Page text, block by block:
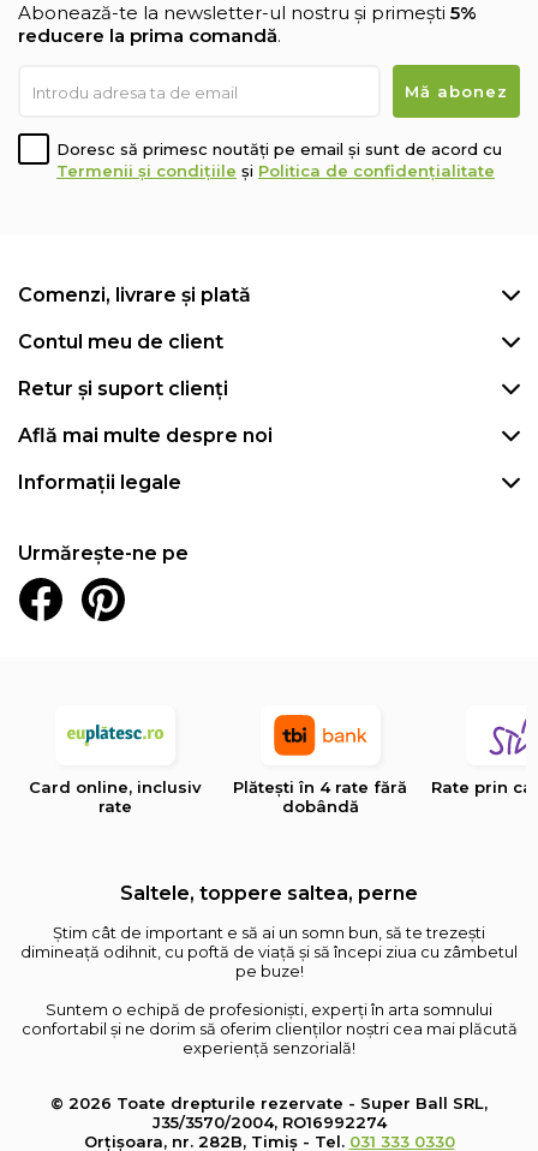
Abonează-te la newsletter-ul nostru și primești 5%
reducere la prima comandă.
Doresc să primesc noutăți pe email și sunt de acord cu
Termenii și condițiile și Politica de confidențialitate
Comenzi, livrare și plată
Contul meu de client
Retur și suport clienți
Află mai multe despre noi
Informații legale
Urmărește-ne pe
Card online, inclusiv
rate
Plătești în 4 rate fără
dobândă
Rate prin
Saltele, toppere saltea, perne
Știm cât de important e să ai un somn bun, să te trezești
dimineață odihnit, cu poftă de viață și să începi ziua cu zâmbetul
pe buze!
Suntem o echipă de profesioniști, experți în arta somnului
confortabil și ne dorim să oferim clienților noștri cea mai plăcută
experiență senzorială!
© 2026 Toate drepturile rezervate - Super Ball SRL,
J35/3570/2004, RO16992274
Orțișoara, nr. 282B, Timiș - Tel. 031 333 0330